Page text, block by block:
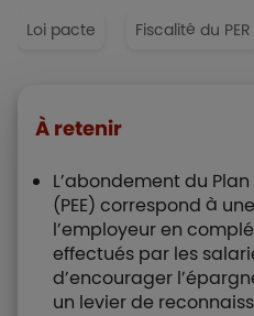
Loi pacte Fiscalité du PER
À retenir
L’abondement du
(PEE) correspond à
l’employeur en
effectués par les
d’encourager
un levier de